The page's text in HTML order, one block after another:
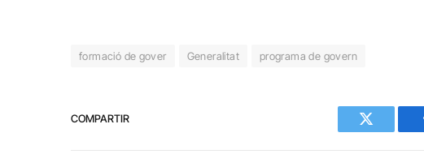
formació de gover Generalitat programa de govern
COMPARTIR
Twitter